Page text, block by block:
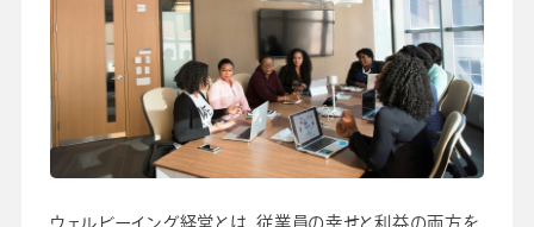
ウェルビーイング経営とは、従業員の幸せと利益の両方を